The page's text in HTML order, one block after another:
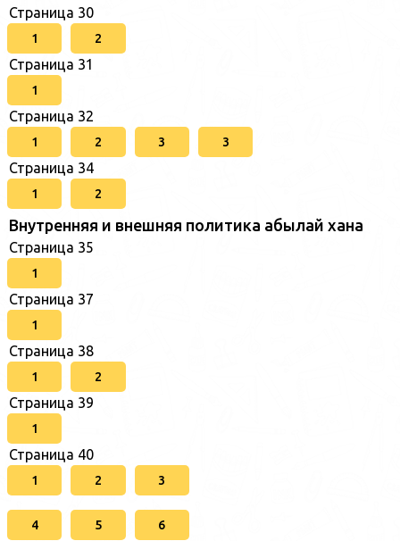
Страница 30
1 2
Страница 31
1
Страница 32
1 2 3 3
Страница 34
1 2
Внутренняя и внешняя политика абылай хана
Страница 35
1
Страница 37
1
Страница 38
1 2
Страница 39
1
Страница 40
1 2 3
4 5 6